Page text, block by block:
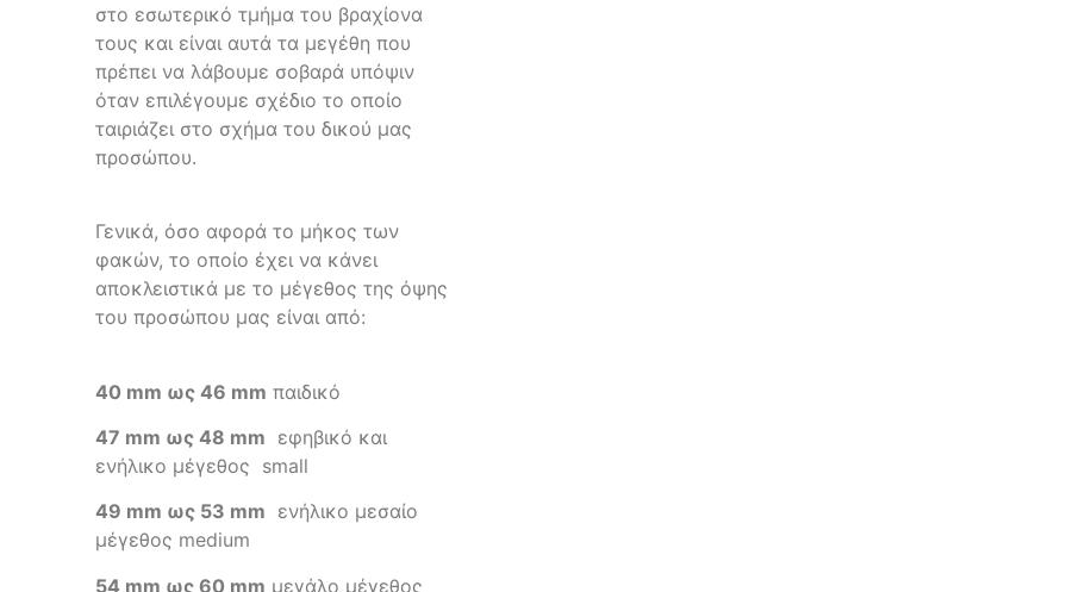
στο εσωτερικό τμήμα του βραχίονα
τους και είναι αυτά τα μεγέθη που
πρέπει να λάβουμε σοβαρά υπόψιν
όταν επιλέγουμε σχέδιο το οποίο
ταιριάζει στο σχήμα του δικού μας
προσώπου.
Γενικά, όσο αφορά το μήκος των
φακών, το οποίο έχει να κάνει
αποκλειστικά με το μέγεθος της όψης
του προσώπου μας είναι από:
40 mm ως 46 mm παιδικό
47 mm ως 48 mm εφηβικό και
ενήλικο μέγεθος small
49 mm ως 53 mm ενήλικο μεσαίο
μέγεθος medium
54 mm ως 60 mm μεγάλο μέγεθος